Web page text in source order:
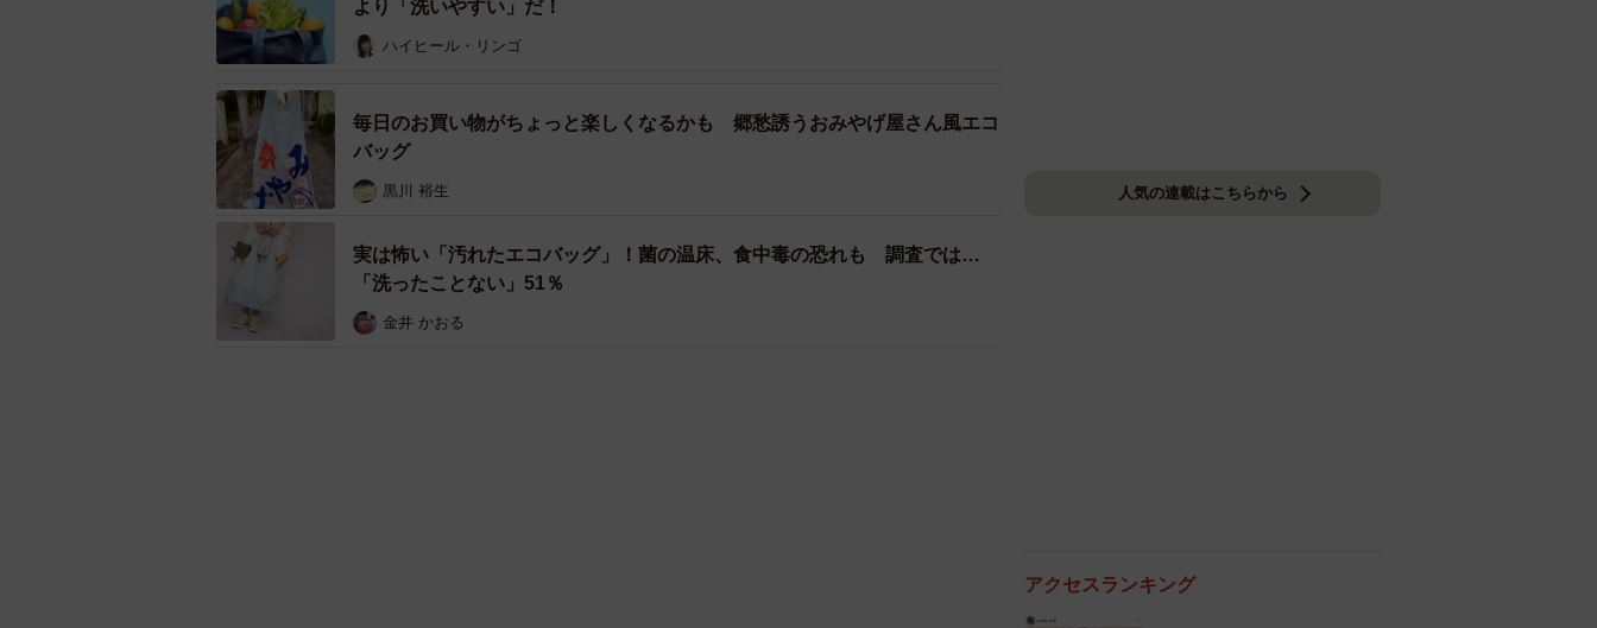
「大抵のものは何でも入るし雑誌などを入れるとTシャツのデザインにもなります」
より「洗いやすい」だ！
ハイヒール・リンゴ
毎日のお買い物がちょっと楽しくなるかも 郷愁誘うおみやげ屋さん風エコ
バッグ
黒川 裕生
実は怖い「汚れたエコバッグ」！菌の温床、食中毒の恐れも 調査では…
「洗ったことない」51％
金井 かおる
人気の連載はこちらから
アクセスランキング